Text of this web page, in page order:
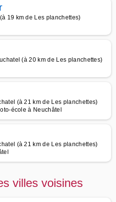
19 km de Les planchettes)
(à 20 km de Les planchettes)
(à 21 km de Les planchettes)
école à Neuchâtel
(à 21 km de Les planchettes)
villes voisines